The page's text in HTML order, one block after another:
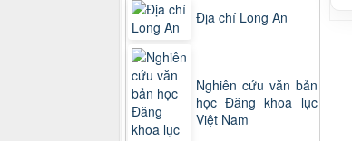
Địa chí Long An
Nghiên cứu văn bản
học Đăng khoa lục
Việt Nam